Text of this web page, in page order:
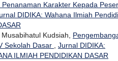
Penanaman Karakter Kepada
DIDIKA: Wahana Ilmiah
Kudsiah,
Sekolah Dasar
Jurnal DIDIKA:
ILMIAH PENDIDIKAN DASAR